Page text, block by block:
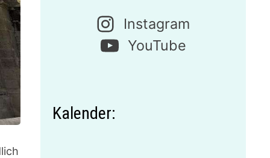
Instagram
YouTube
Kalender: